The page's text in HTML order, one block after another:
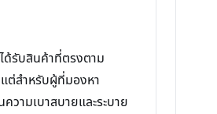
ด้รับสินค้าที่ตรงตาม
ต่สำหรับผู้ที่มองหา
ามเบาสบายและระบาย